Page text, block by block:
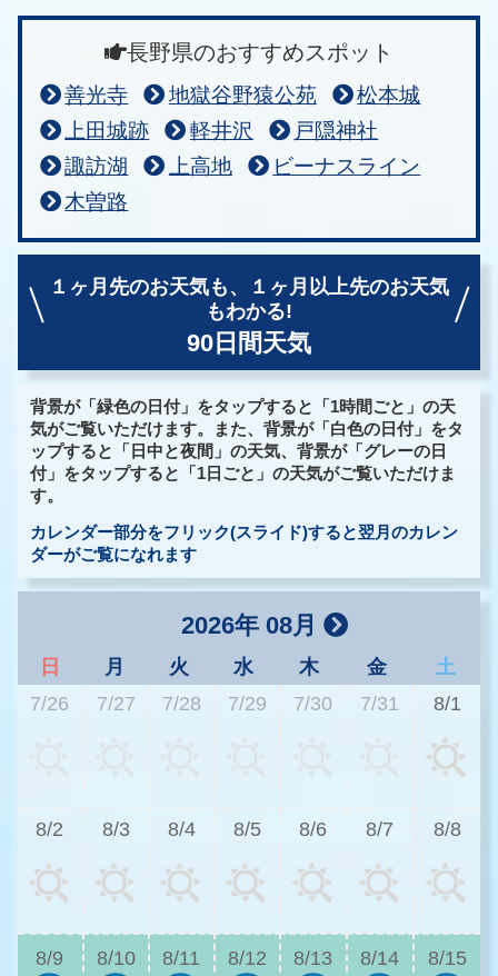
長野県のおすすめスポット
善光寺 地獄谷野猿公苑
松本城
上田城跡
軽井沢
戸隠神社
諏訪湖
上高地
ビーナスライン
木曽路
１ヶ月先のお天気も、
１ヶ月以上先のお天気
もわかる!
90日間天気
背景が「緑色の日付」をタップすると「1時間ごと」の天
気がご覧いただけます。また、背景が「白色の日付」をタ
ップすると「日中と夜間」の天気、背景が「グレーの日
付」をタップすると「1日ごと」の天気がご覧いただけま
す。
カレンダー部分をフリック(スライド)すると翌月のカレン
ダーがご覧になれます
2026年 08月
日 月 火 水 木 金
土
7/26
7/27 7/28 7/29 7/30 7/31 8/1
8/2 8/3 8/4 8/5 8/6 8/7 8/8
8/9 8/10 8/11 8/12 8/13 8/14 8/15